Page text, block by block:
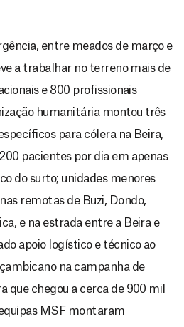
entre meados de março e
a trabalhar no terreno mais de
e 800 profissionais
humanitária montou três
para cólera na Beira,
pacientes por dia em apenas
do surto; unidades menores
remotas de Buzi, Dondo,
e na estrada entre a Beira e
apoio logístico e técnico ao
na campanha de
que chegou a cerca de 900 mil
MSF montaram